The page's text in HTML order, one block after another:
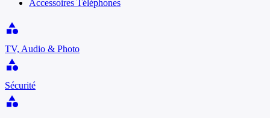
Accessoires Téléphones
category
TV, Audio & Photo
category
Sécurité
category